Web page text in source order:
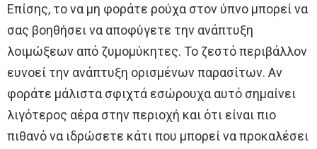
Επίσης, το να μη φοράτε ρούχα στον ύπνο μπορεί να
σας βοηθήσει να αποφύγετε την ανάπτυξη
λοιμώξεων από ζυμομύκητες. Το ζεστό περιβάλλον
ευνοεί την ανάπτυξη ορισμένων παρασίτων. Αν
φοράτε μάλιστα σφιχτά εσώρουχα αυτό σημαίνει
λιγότερος αέρα στην περιοχή και ότι είναι πιο
πιθανό να ιδρώσετε κάτι που μπορεί να προκαλέσει